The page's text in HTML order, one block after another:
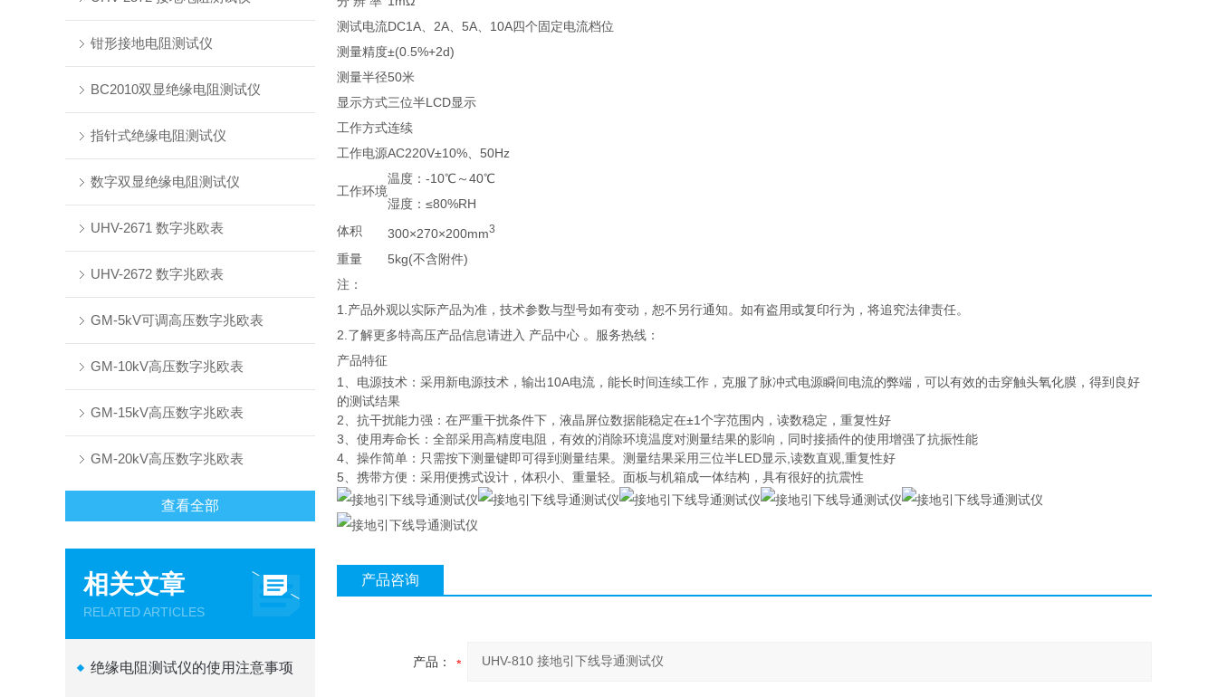
钳形接地电阻测试仪
BC2010双显绝缘电阻测试仪
指针式绝缘电阻测试仪
数字双显绝缘电阻测试仪
UHV-2671 数字兆欧表
UHV-2672 数字兆欧表
GM-5kV可调高压数字兆欧表
GM-10kV高压数字兆欧表
GM-15kV高压数字兆欧表
GM-20kV高压数字兆欧表
查看全部
相关文章
RELATED ARTICLES
绝缘电阻测试仪的使用注意事项
测试电流DC1A、2A、5A、10A四个固定电流档位
测量精度±(0.5%+2d)
测量半径50米
显示方式三位半LCD显示
工作方式连续
工作电源AC220V±10%、50Hz
工作环境
温度：-10℃～40℃
湿度：≤80%RH
体积
300×270×200mm3
重量
5kg(不含附件)
注：
1.产品外观以实际产品为准，技术参数与型号如有变动，恕不另行通知。如有盗用或复印行为，将追究法律责任。
2.了解更多特高压产品信息请进入 产品中心 。服务热线：
产品特征
1、电源技术：采用新电源技术，输出10A电流，能长时间连续工作，克服了脉冲式电源瞬间电流的弊端，可以有效的击穿触头氧化膜，得到良好
的测试结果
2、抗干扰能力强：在严重干扰条件下，液晶屏位数据能稳定在±1个字范围内，读数稳定，重复性好
3、使用寿命长：全部采用高精度电阻，有效的消除环境温度对测量结果的影响，同时接插件的使用增强了抗振性能
4、操作简单：只需按下测量键即可得到测量结果。测量结果采用三位半LED显示,读数直观,重复性好
5、携带方便：采用便携式设计，体积小、重量轻。面板与机箱成一体结构，具有很好的抗震性
产品咨询
产品：